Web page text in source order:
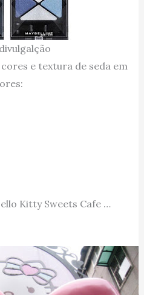
e textura de seda em
Kitty Sweets Cafe …